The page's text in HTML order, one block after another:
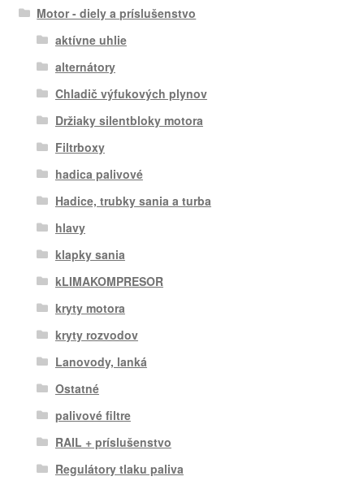
Motor - diely a príslušenstvo
aktívne uhlie
alternátory
Chladič výfukových plynov
Držiaky silentbloky motora
Filtrboxy
hadica palivové
Hadice, trubky sania a turba
hlavy
klapky sania
kLIMAKOMPRESOR
kryty motora
kryty rozvodov
Lanovody, lanká
Ostatné
palivové filtre
RAIL + príslušenstvo
Regulátory tlaku paliva